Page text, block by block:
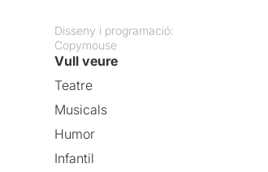
Disseny i programació:
Copymouse
Vull veure
Teatre
Musicals
Humor
Infantil